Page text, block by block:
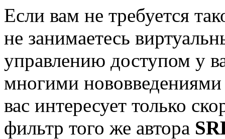
Если вам не требуется
не занимаетесь
управлению доступом у
многими
вас интересует только
фильтр того же автора